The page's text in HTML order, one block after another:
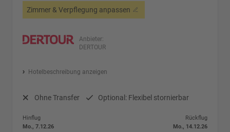
Zimmer & Verpflegung anpassen
Anbieter:
DERTOUR
Hotelbeschreibung anzeigen
Ohne Transfer Optional: Flexibel stornierbar
Hinflug
Mo., 7.12.26
Rückflug
Mo., 14.12.26